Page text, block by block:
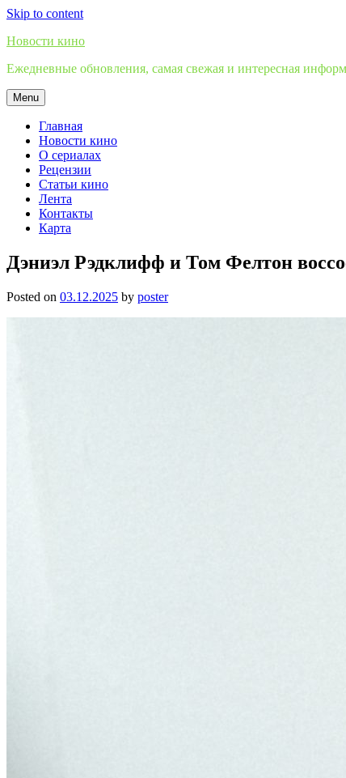
Skip to content
Новости кино
Ежедневные обновления, самая свежая и интересная
Menu
Главная
Новости кино
О сериалах
Рецензии
Статьи кино
Лента
Контакты
Карта
Дэниэл Рэдклифф и Том Фелтон
Posted on 03.12.2025 by poster